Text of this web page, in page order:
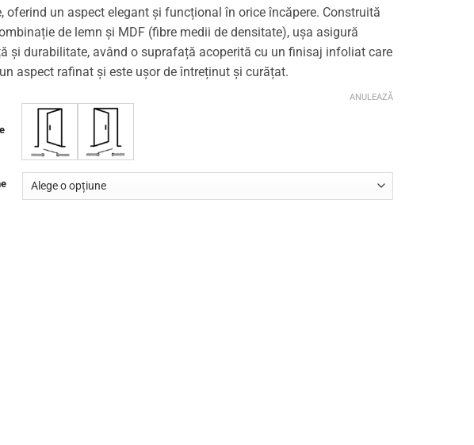
oferind un aspect elegant și funcțional în orice încăpere. Construită
de lemn și MDF (fibre medii de densitate), ușa asigură
și durabilitate, având o suprafață acoperită cu un finisaj infoliat care
aspect rafinat și este ușor de întreținut și curățat.
ANULEAZĂ